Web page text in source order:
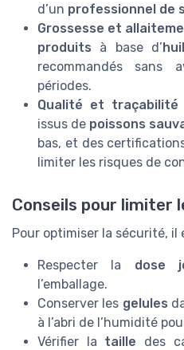
d’un professionnel de
Grossesse et
produits à base d’
recommandés sans
périodes.
Qualité et traçabilité
issus de poissons
bas, et des
limiter les risques de
Conseils pour limiter
Pour optimiser la sécurité, il
Respecter la dose
l’emballage.
Conserver les gelules
à l’abri de l’humidité
Vérifier la taille des